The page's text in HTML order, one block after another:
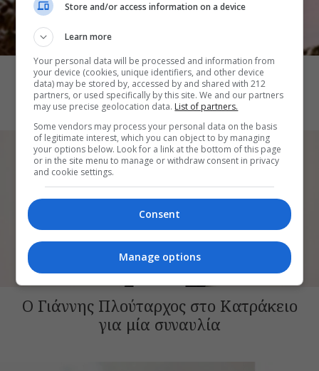
Γιάννης Αγγελάκας και Νίκος Βελιώτης
στον λόφο Φιλοπάππου
Ο Γιάννης Πλούταρχος στο Κατράκειο
για μία συναυλία
Store and/or access information on a device
Learn more
Your personal data will be processed and information from
your device (cookies, unique identifiers, and other device
data) may be stored by, accessed by and shared with 212
partners, or used specifically by this site. We and our partners
may use precise geolocation data. List of partners.
Some vendors may process your personal data on the basis
of legitimate interest, which you can object to by managing
your options below. Look for a link at the bottom of this page
or in the site menu to manage or withdraw consent in privacy
and cookie settings.
Consent
Manage options